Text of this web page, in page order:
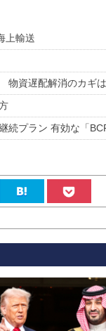
上輸送
資遅配解消のカギは
続プラン 有効な「